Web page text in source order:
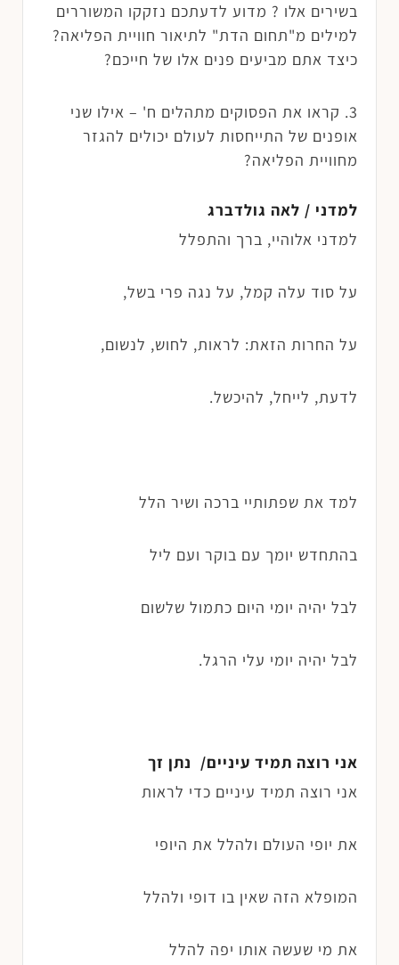
בשירים אלו ? מדוע לדעתכם נזקקו המשוררים
למילים מ"תחום הדת" לתיאור חוויית הפליאה?
כיצד אתם מביעים פנים אלו של חייכם?
3. קראו את הפסוקים מתהלים ח' – אילו שני
אופנים של התייחסות לעולם יכולים להגזר
מחוויית הפליאה?
למדני / לאה גולדברג
למדני אלוהיי, ברך והתפלל
על סוד עלה קמל, על נגה פרי בשל,
על החרות הזאת: לראות, לחוש, לנשום,
לדעת, לייחל, להיכשל.
למד את שפתותיי ברכה ושיר הלל
בהתחדש יומך עם בוקר ועם ליל
לבל יהיה יומי היום כתמול שלשום
לבל יהיה יומי עלי הרגל.
אני רוצה תמיד עיניים/ נתן זך
אני רוצה תמיד עיניים כדי לראות
את יופי העולם ולהלל את היופי
המופלא הזה שאין בו דופי ולהלל
את מי שעשה אותו יפה להלל